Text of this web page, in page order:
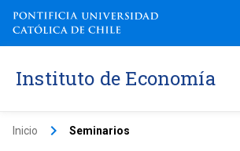
Instituto de Economía
Inicio keyboard_arrow_right Seminarios